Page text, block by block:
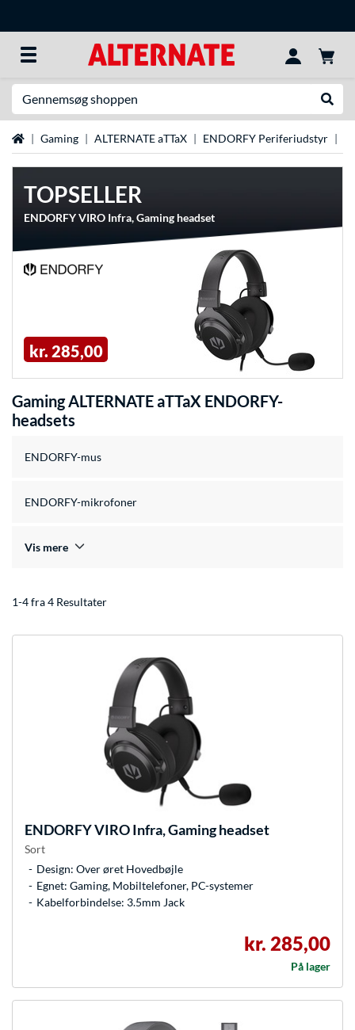
StartsideGaming ALTERNATE aTTaX ENDORFY Periferiudstyr
TOPSELLER
ENDORFY VIRO Infra, Gaming headset
kr. 285,00
Gaming ALTERNATE aTTaX ENDORFY-
headsets
ENDORFY-mus
ENDORFY-mikrofoner
Vis mere
1-4 fra 4 Resultater
ENDORFYVIRO Infra, Gaming headset
Sort
Design: Over øret Hovedbøjle
Egnet: Gaming, Mobiltelefoner, PC-systemer
Kabelforbindelse: 3.5mm Jack
kr. 285,00
På lager